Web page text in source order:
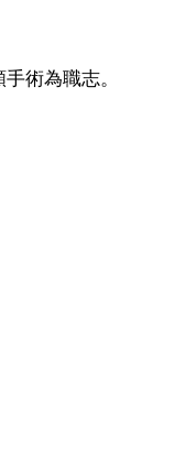
術為職志。